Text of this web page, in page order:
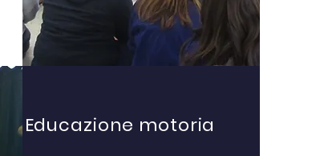
Educazione motoria